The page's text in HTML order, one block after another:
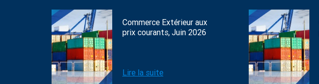
Commerce Extérieur aux
prix courants, Juin 2026
Lire la suite